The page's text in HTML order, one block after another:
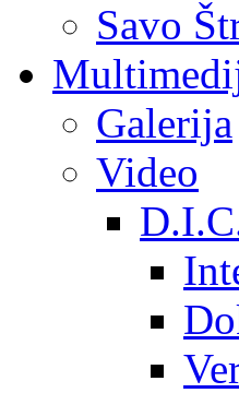
Savo
Galerija
Video